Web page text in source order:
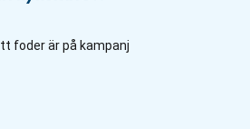
foder är på kampanj